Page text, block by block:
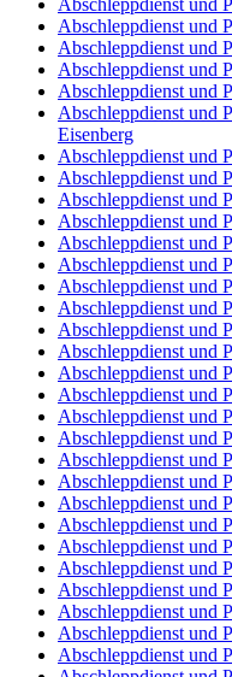
Abschleppdienst und
Abschleppdienst und
Abschleppdienst und
Abschleppdienst und
Abschleppdienst und
Abschleppdienst und
Eisenberg
Abschleppdienst und
Abschleppdienst und
Abschleppdienst und
Abschleppdienst und
Abschleppdienst und
Abschleppdienst und
Abschleppdienst und
Abschleppdienst und
Abschleppdienst und
Abschleppdienst und
Abschleppdienst und
Abschleppdienst und
Abschleppdienst und
Abschleppdienst und
Abschleppdienst und
Abschleppdienst und
Abschleppdienst und
Abschleppdienst und
Abschleppdienst und
Abschleppdienst und
Abschleppdienst und
Abschleppdienst und
Abschleppdienst und
Abschleppdienst und